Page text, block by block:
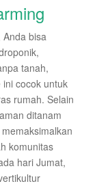
bisa
tanah,
cocok untuk
rumah. Selain
ditanam
komunitas
hari Jumat,